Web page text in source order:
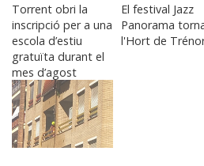
Torrent obri la
inscripció per a una
escola d’estiu
gratuïta durant el
mes d’agost
El festival Jazz
Panorama
l'Hort de